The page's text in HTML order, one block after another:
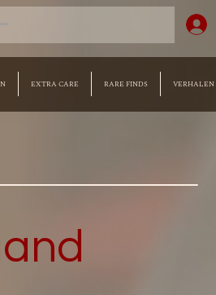
EXTRA CARE RARE FINDS VERHALEN